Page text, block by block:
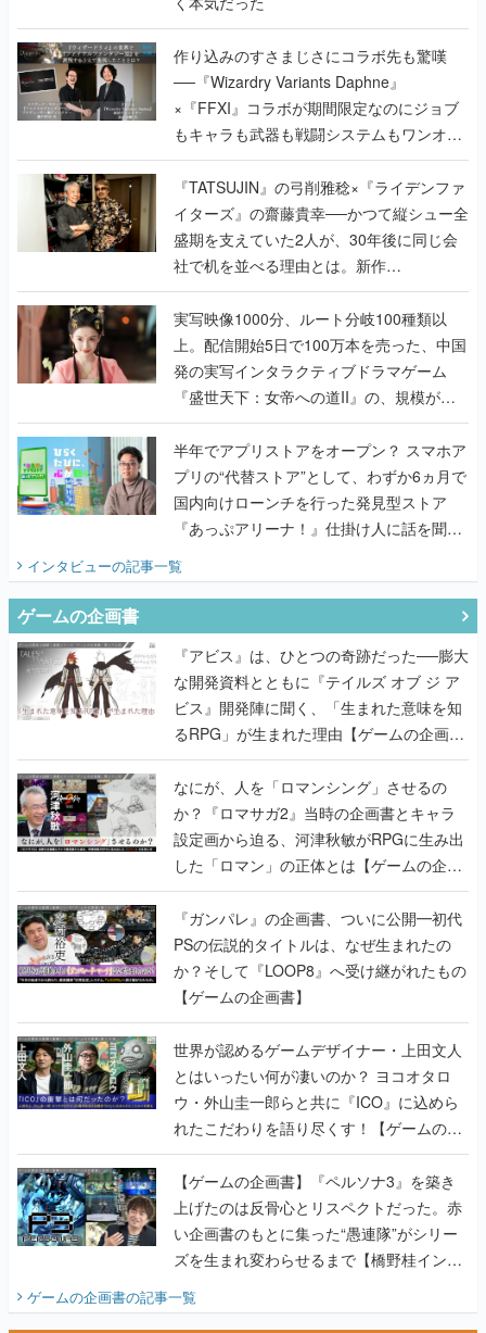
作り込みのすさまじさにコラボ先も驚嘆
──『Wizardry Variants Daphne』
×『FFXI』コラボが期間限定なのにジョブ
もキャラも武器も戦闘システムもワンオフ
で作り込まれた理由を両ディレクターに聞
く
『TATSUJIN』の弓削雅稔×『ライデンファ
イターズ』の齋藤貴幸──かつて縦シュー全
盛期を支えていた2人が、30年後に同じ会
社で机を並べる理由とは。新作
『TATSUJIN EXTREME』で初タッグを組
んだレジェンド2人に訊く開発秘話
実写映像1000分、ルート分岐100種類以
上。配信開始5日で100万本を売った、中国
発の実写インタラクティブドラマゲーム
『盛世天下：女帝への道II』の、規模が違
うこだわりをプロデューサーに聞いた
半年でアプリストアをオープン？ スマホア
プリの“代替ストア”として、わずか6ヵ月で
国内向けローンチを行った発見型ストア
『あっぷアリーナ！』仕掛け人に話を聞い
てみた
インタビューの記事一覧
ゲームの企画書
『アビス』は、ひとつの奇跡だった──膨大
な開発資料とともに『テイルズ オブ ジ ア
ビス』開発陣に聞く、「生まれた意味を知
るRPG」が生まれた理由【ゲームの企画
書】
なにが、人を「ロマンシング」させるの
か？『ロマサガ2』当時の企画書とキャラ
設定画から迫る、河津秋敏がRPGに生み出
した「ロマン」の正体とは【ゲームの企画
書】
『ガンパレ』の企画書、ついに公開━初代
PSの伝説的タイトルは、なぜ生まれたの
か？そして『LOOP8』へ受け継がれたもの
【ゲームの企画書】
世界が認めるゲームデザイナー・上田文人
とはいったい何が凄いのか？ ヨコオタロ
ウ・外山圭一郎らと共に『ICO』に込めら
れたこだわりを語り尽くす！【ゲームの企
画書】
【ゲームの企画書】『ペルソナ3』を築き
上げたのは反骨心とリスペクトだった。赤
い企画書のもとに集った“愚連隊”がシリー
ズを生まれ変わらせるまで【橋野桂インタ
ビュー】
ゲームの企画書の記事一覧